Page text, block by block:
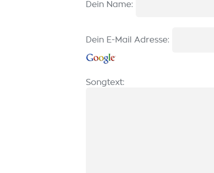
Dein Name:
Dein E-Mail Adresse:
Songtext: